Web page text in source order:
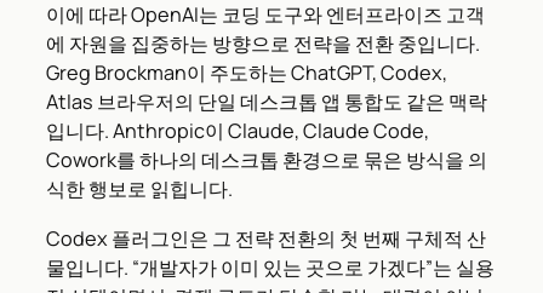
이에 따라 OpenAI는 코딩 도구와 엔터프라이즈 고객
에 자원을 집중하는 방향으로 전략을 전환 중입니다.
Greg Brockman이 주도하는 ChatGPT, Codex,
Atlas 브라우저의 단일 데스크톱 앱 통합도 같은 맥락
입니다. Anthropic이 Claude, Claude Code,
Cowork를 하나의 데스크톱 환경으로 묶은 방식을 의
식한 행보로 읽힙니다.
Codex 플러그인은 그 전략 전환의 첫 번째 구체적 산
물입니다. “개발자가 이미 있는 곳으로 가겠다”는 실용